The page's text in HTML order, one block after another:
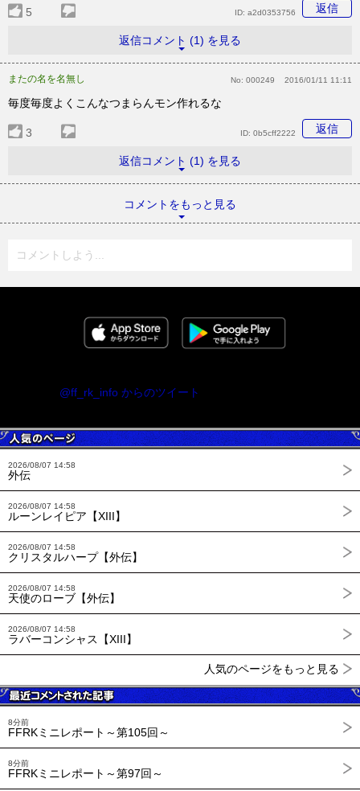
5 返信
ID: a2d0353756
返信コメント (1) を見る
またの名を名無し No: 000249 2016/01/11 11:11
毎度毎度よくこんなつまらんモン作れるな
3 返信
ID: 0b5cff2222
返信コメント (1) を見る
コメントをもっと見る
コメントしよう...
@ff_rk_info からのツイート
2026/08/07 14:58
外伝
2026/08/07 14:58
ルーンレイピア【XIII】
2026/08/07 14:58
クリスタルハープ【外伝】
2026/08/07 14:58
天使のローブ【外伝】
2026/08/07 14:58
ラバーコンシャス【XIII】
人気のページをもっと見る
8分前
FFRKミニレポート～第105回～
8分前
FFRKミニレポート～第97回～